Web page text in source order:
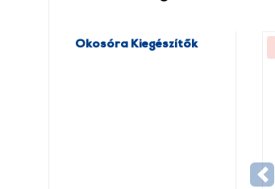
Okosóra Kiegészítők